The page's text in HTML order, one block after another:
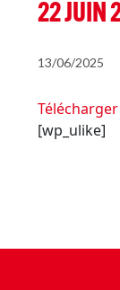
22 JUIN
13/06/2025
Télécharger
[wp_ulike]